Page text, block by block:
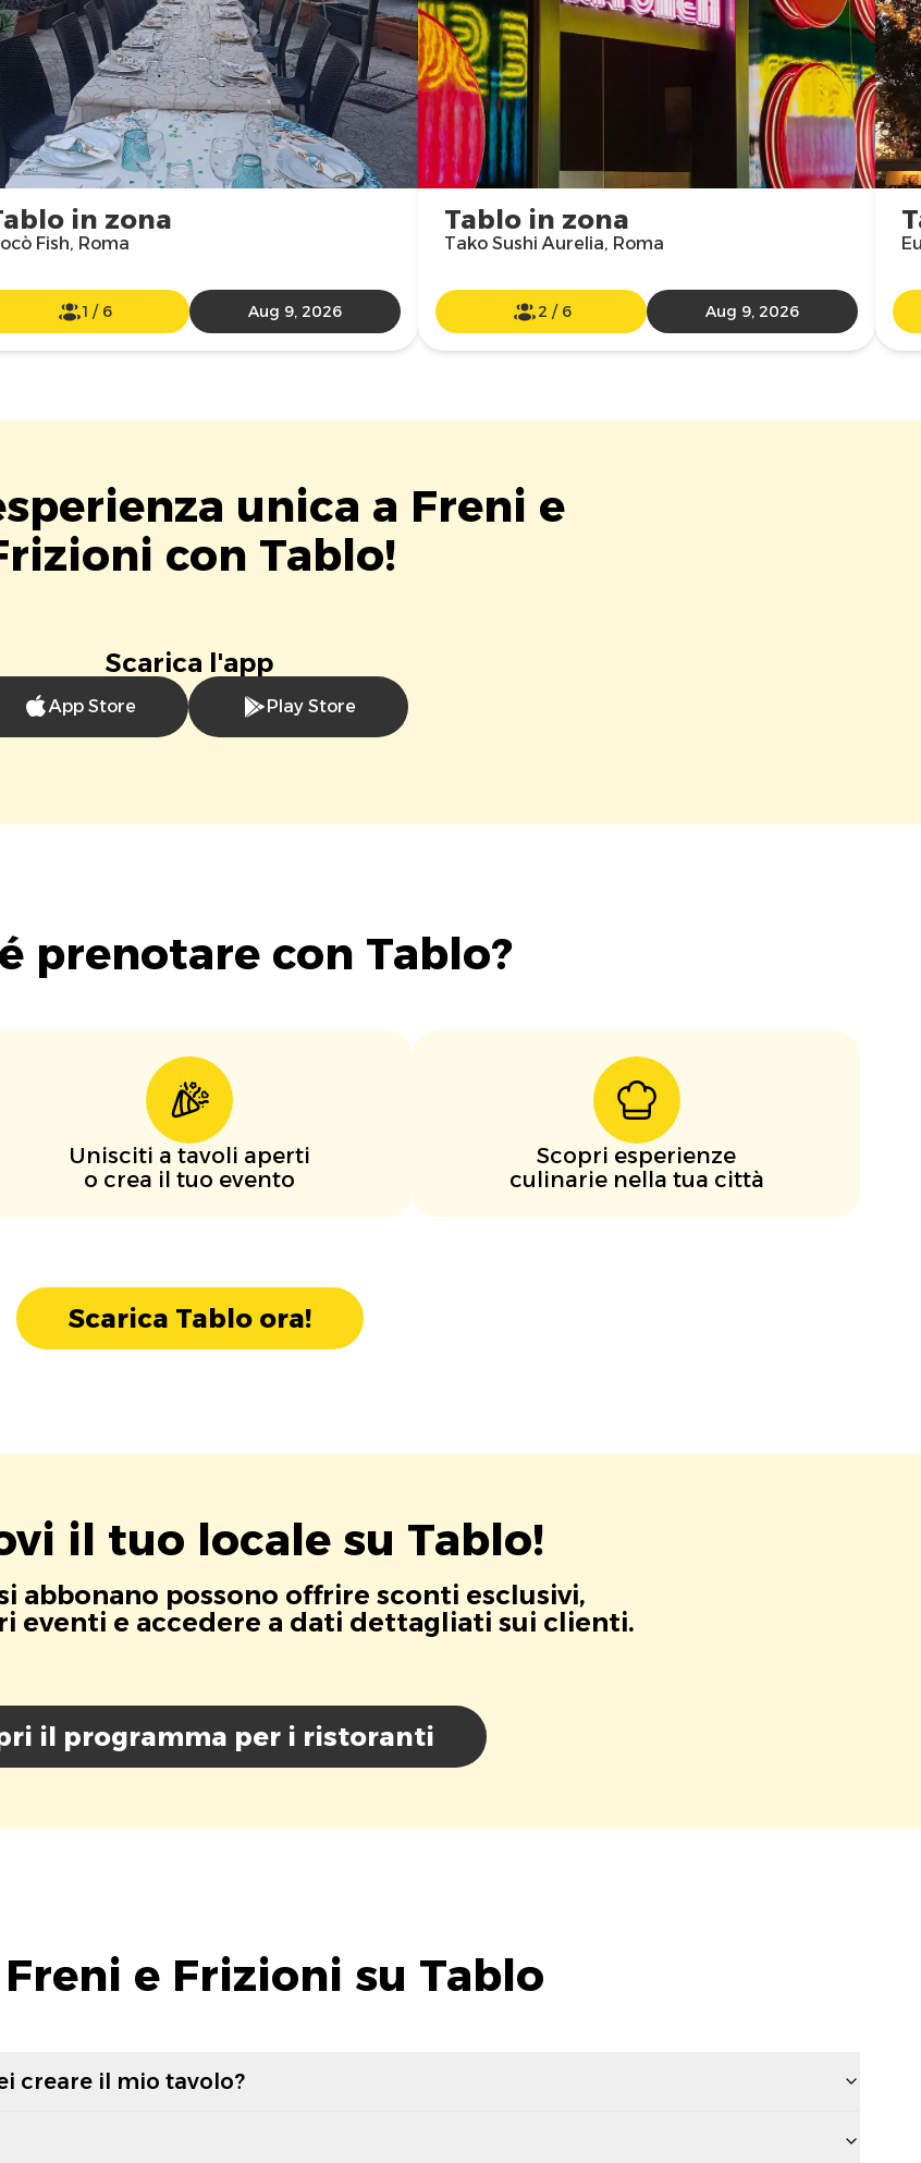
in zona
Fish, Roma
1 / 6 Aug 9, 2026
Tablo in zona
Tako Sushi Aurelia, Roma
2 / 6 Aug 9, 2026
unica a Freni e
con Tablo!
Scarica l'app
App Store Play Store
prenotare con Tablo?
Unisciti a tavoli aperti
o crea il tuo evento
Scopri esperienze
culinarie nella tua città
Scarica Tablo ora!
il tuo locale su Tablo!
abbonano possono offrire sconti esclusivi,
eventi e accedere a dati dettagliati sui clienti.
il programma per i ristoranti
Freni e Frizioni su Tablo
creare il mio tavolo?